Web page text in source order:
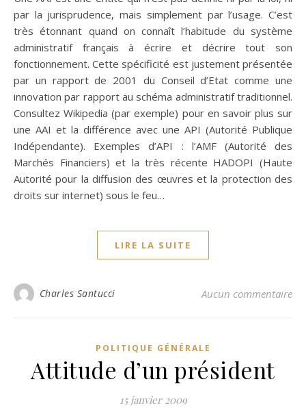
par la jurisprudence, mais simplement par l’usage. C’est
très étonnant quand on connaît l’habitude du système
administratif français à écrire et décrire tout son
fonctionnement. Cette spécificité est justement présentée
par un rapport de 2001 du Conseil d’Etat comme une
innovation par rapport au schéma administratif traditionnel.
Consultez Wikipedia (par exemple) pour en savoir plus sur
une AAI et la différence avec une API (Autorité Publique
Indépendante). Exemples d’API : l’AMF (Autorité des
Marchés Financiers) et la très récente HADOPI (Haute
Autorité pour la diffusion des œuvres et la protection des
droits sur internet) sous le feu…
LIRE LA SUITE
Charles Santucci Aucun commentaire
POLITIQUE GÉNÉRALE
Attitude d’un président
15 janvier 2009